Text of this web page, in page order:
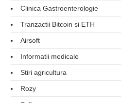
Clinica Gastroenterologie
Tranzactii Bitcoin si ETH
Airsoft
Informatii medicale
Stiri agricultura
Rozy